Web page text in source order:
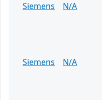
Siemens
N/A
Siemens
N/A